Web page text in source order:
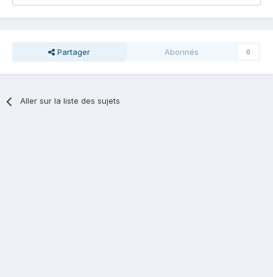
Partager Abonnés 0
Aller sur la liste des sujets